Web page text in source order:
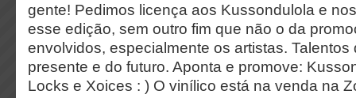
gente! Pedimos licença aos Kussondulola e
esse edição, sem outro fim que não o da
envolvidos, especialmente os artistas. Talentos
presente e do futuro. Aponta e promove:
Locks e Xoices : ) O vinílico está na venda na